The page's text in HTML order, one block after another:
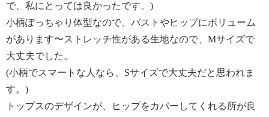
で、私にとっては良かったです。)
小柄ぽっちゃり体型なので、バストやヒップにボリューム
があります〜ストレッチ性がある生地なので、Mサイズで
大丈夫でした。
(小柄でスマートな人なら、Sサイズで大丈夫だと思われま
す。)
トップスのデザインが、ヒップをカバーしてくれる所が良